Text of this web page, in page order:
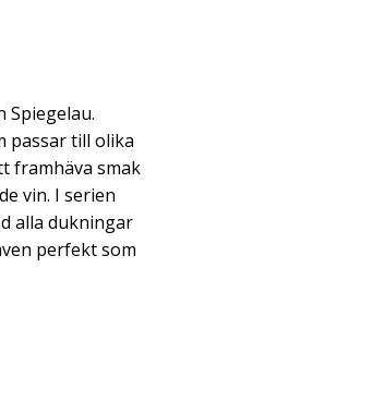
Spiegelau.
passar till olika
framhäva smak
vin. I serien
alla dukningar
perfekt som